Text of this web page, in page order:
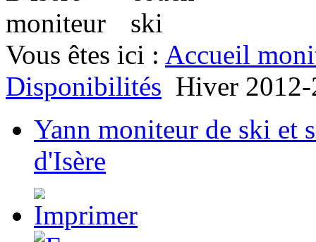
Vous êtes ici : Accueil
Disponibilités Hiver
Yann moniteur de ski et
d'Isère